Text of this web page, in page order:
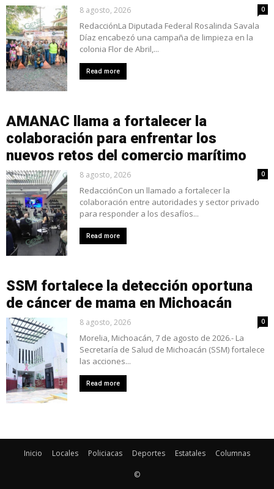
8 agosto, 2026 0
RedacciónLa Diputada Federal Rosalinda Savala
Díaz encabezó una campaña de limpieza en la
colonia Flor de Abril,...
Read more
AMANAC llama a fortalecer la
colaboración para enfrentar los
nuevos retos del comercio marítimo
8 agosto, 2026 0
RedacciónCon un llamado a fortalecer la
colaboración entre autoridades y sector privado
para responder a los desafíos...
Read more
SSM fortalece la detección oportuna
de cáncer de mama en Michoacán
8 agosto, 2026 0
Morelia, Michoacán, 7 de agosto de 2026.- La
Secretaría de Salud de Michoacán (SSM) fortalece
las acciones...
Read more
Inicio Locales Policiacas Deportes Estatales Columnas
©